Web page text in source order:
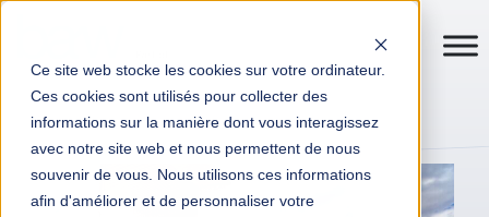
Ce site web stocke les cookies sur votre ordinateur.
Ces cookies sont utilisés pour collecter des
informations sur la manière dont vous interagissez
avec notre site web et nous permettent de nous
souvenir de vous. Nous utilisons ces informations
afin d'améliorer et de personnaliser votre